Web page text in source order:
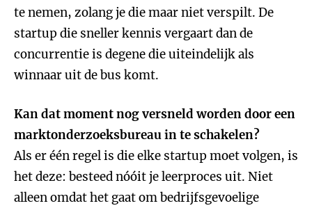
te nemen, zolang je die maar niet verspilt. De
startup die sneller kennis vergaart dan de
concurrentie is degene die uiteindelijk als
winnaar uit de bus komt.
Kan dat moment nog versneld worden door een
marktonderzoeksbureau in te schakelen?
Als er één regel is die elke startup moet volgen, is
het deze: besteed nóóit je leerproces uit. Niet
alleen omdat het gaat om bedrijfsgevoelige